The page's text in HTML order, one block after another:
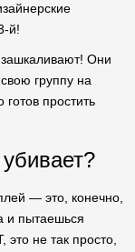
й!
Они
группу на
простить
— это, конечно,
и пытаешься
не так просто,